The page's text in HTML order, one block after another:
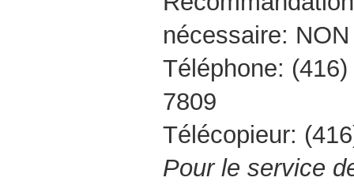
nécessaire: NON
Téléphone:
7809
Télécopieur:
Pour le service